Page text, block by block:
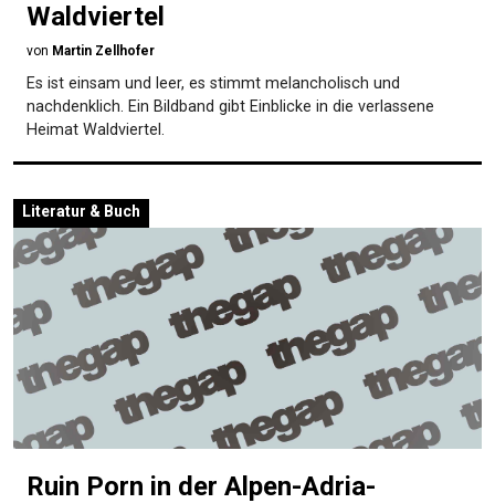
Waldviertel
von Martin Zellhofer
Es ist einsam und leer, es stimmt melancholisch und
nachdenklich. Ein Bildband gibt Einblicke in die verlassene
Heimat Waldviertel.
Literatur & Buch
Ruin Porn in der Alpen-Adria-